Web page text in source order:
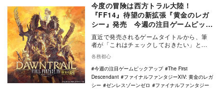
今度の冒険は西方トラル大陸！
『FF14』待望の新拡張『黄金のレガ
シー』発売 今週の注目ゲームピック
アップ
直近で発売されるゲームタイトルから、筆
者が「これはチェックしておきたい」と思
ったものを紹介する『今週の注目ゲームピ
ックアップ』。…
各務都心
今週の注目ゲームピックアップ
The First
Descendant
ファイナルファンタジーXIV: 黄金のレガ
シー
ゼンレスゾーンゼロ
ファイナルファンタジー